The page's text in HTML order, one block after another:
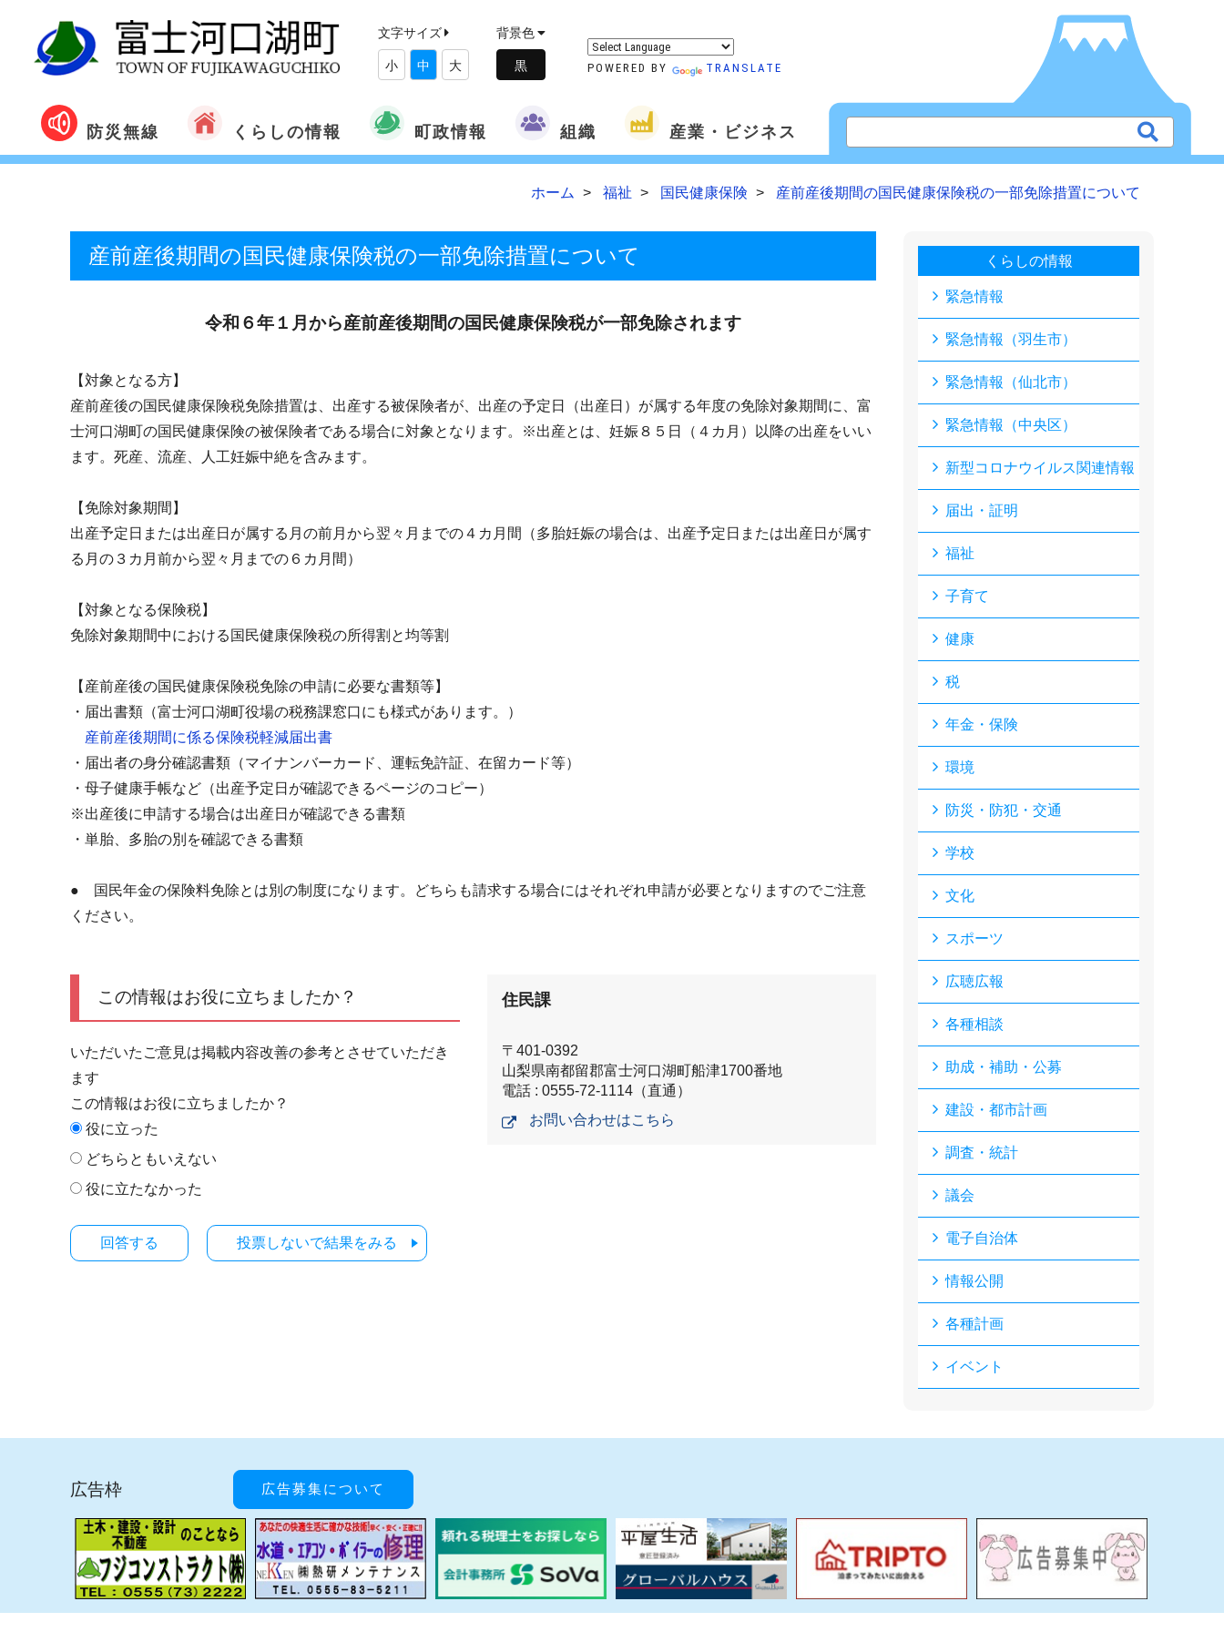
文字サイズ
小 中 大
背景色
POWERED BY TRANSLATE
防災無線 くらしの情報 町政情報 組織 産業・ビジネス
ホーム 福祉 国民健康保険 産前産後期間の国民健康保険税の一部免除措置について
産前産後期間の国民健康保険税の一部免除措置について
令和 ６年 １ 月から産前産後期間の国民健康保険税が一部免除されます
【対象となる方】
産前産後の国民健康保険税免除措置は、出産する被保険者が、出産の予定日（出産日）が属する年度の免除対象期間に、富
士河口湖町の国民健康保険の被保険者である場合に対象となります。
※出産とは、妊娠８５日（４カ月）以降の出産をいい
ます。死産、流産、人工妊娠中絶を含みます。
【免除対象期間】
出産予定日または出産日が属する月の前月から翌々月までの４カ月間（多胎妊娠の場合は、出産予定日または出産日が属す
る月の３カ月前から翌々月までの６カ月間）
【対象となる保険税】
免除対象期間中における国民健康保険税の所得割と均等割
【産前産後の国民健康保険税免除の申請に必要な書類等】
・届出書類（富士河口湖町役場の税務課窓口にも様式があります。）
産前産後期間に係る保険税軽減届出書
・届出者の身分確認書類（マイナンバーカード、運転免許証、在留カード等）
・母子健康手帳など（出産予定日が確認できるページのコピー）
※出産後に申請する場合は出産日が確認できる書類
・単胎、多胎の別を確認できる書類
● 国民年金の保険料免除とは別の制度になります。どちらも請求する場合にはそれぞれ申請が必要となりますのでご注意
ください。
この情報はお役に立ちましたか？
いただいたご意見は掲載内容改善の参考とさせていただき
ます
この情報はお役に立ちましたか？
役に立った
どちらともいえない
役に立たなかった
投票しないで結果をみる
住民課
〒401-0392
山梨県南都留郡富士河口湖町船津1700番地
電話 : 0555-72-1114（直通）
お問い合わせはこちら
くらしの情報
緊急情報
緊急情報（羽生市）
緊急情報（仙北市）
緊急情報（中央区）
新型コロナウイルス関連情報
届出・証明
福祉
子育て
健康
税
年金・保険
環境
防災・防犯・交通
学校
文化
スポーツ
広聴広報
各種相談
助成・補助・公募
建設・都市計画
調査・統計
議会
電子自治体
情報公開
各種計画
イベント
広告枠 広告募集について